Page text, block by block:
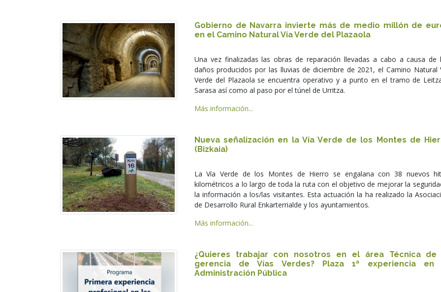
Gobierno de Navarra invierte más de medio millón de
en el Camino Natural Vía Verde del Plazaola
Una vez finalizadas las obras de reparación llevadas a cabo a causa de
daños producidos por las lluvias de diciembre de 2021, el Camino Natural
Verde del Plazaola se encuentra operativo y a punto en el tramo de
Sarasa así como al paso por el túnel de Urritza.
Más información...
Nueva señalización en la Vía Verde de los Montes de
(Bizkaia)
La Vía Verde de los Montes de Hierro se engalana con 38 nuevos
kilométricos a lo largo de toda la ruta con el objetivo de mejorar la
la información a los/las visitantes. Esta actuación la ha realizado la
de Desarrollo Rural Enkarterrialde y los ayuntamientos.
Más información...
¿Quieres trabajar con nosotros en el área Técnica de
gerencia de Vías Verdes? Plaza 1ª experiencia en
Administración Pública